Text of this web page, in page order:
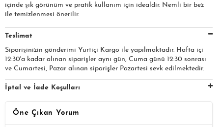
içinde şık görünüm ve pratik kullanım için idealdir. Nemli bir bez
ile temizlenmesi önerilir.
Teslimat
Siparişinizin gönderimi Yurtiçi Kargo ile yapılmaktadır. Hafta içi
12:30'a kadar alınan siparişler aynı gün, Cuma günü 12:30 sonrası
ve Cumartesi, Pazar alınan siparişler Pazartesi sevk edilmektedir.
İptal ve İade Koşulları
Öne Çıkan Yorum